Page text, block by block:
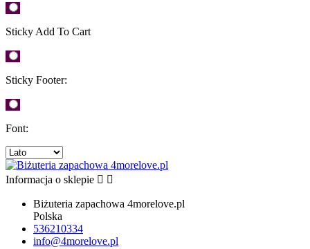
Sticky Add To Cart
Sticky Footer:
Font:
Informacja o sklepie  
Biżuteria zapachowa 4morelove.pl
Polska
536210334
info@4morelove.pl